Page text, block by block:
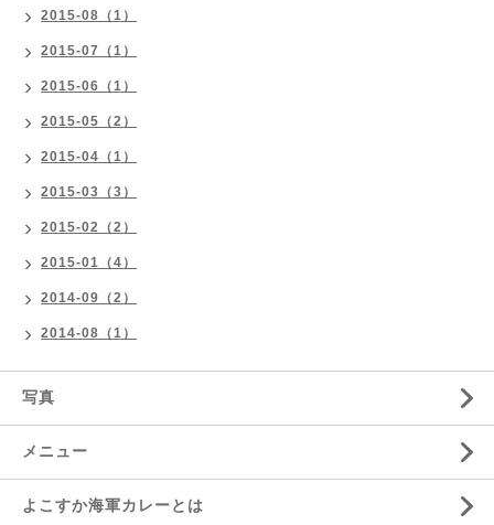
2015-08（1）
2015-07（1）
2015-06（1）
2015-05（2）
2015-04（1）
2015-03（3）
2015-02（2）
2015-01（4）
2014-09（2）
2014-08（1）
写真
メニュー
よこすか海軍カレーとは